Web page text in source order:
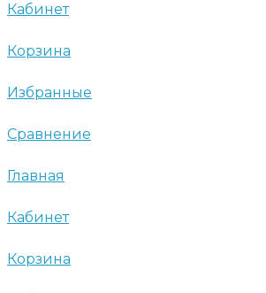
Кабинет
Корзина
Избранные
Сравнение
Главная
Кабинет
Корзина